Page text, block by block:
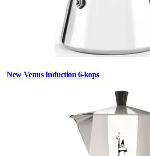
New Venus Induction 6-kops